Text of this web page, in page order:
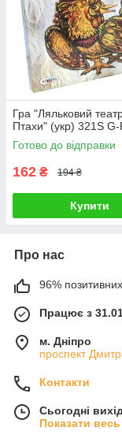
Гра "Ляльковий
Птахи" (укр) 321S G-
Готово до відправки
162 ₴ 194 ₴
Купити
Про нас
96% позитивних
Працює з
м. Дніпро
проспект
Контакти
Сьогодні
Показати